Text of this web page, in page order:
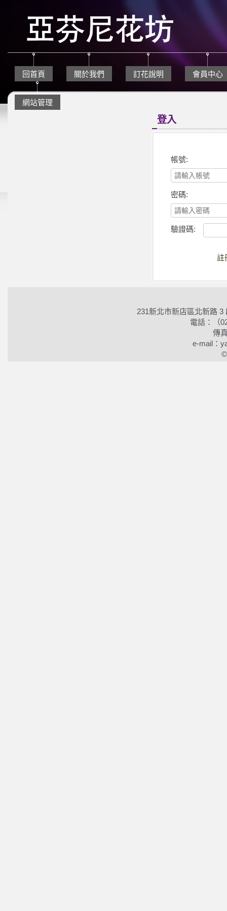
回首頁 關於我們 訂花說明 會員中心
網站管理
登入
帳號:
密碼:
驗證碼:
註
231新北市新店區北新路
電話：（
傳
e-mail：